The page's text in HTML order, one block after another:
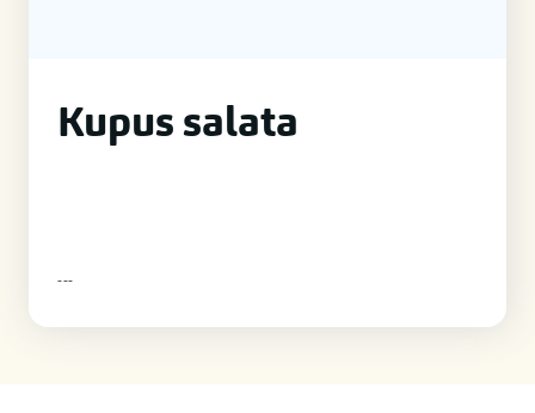
Kupus salata
---